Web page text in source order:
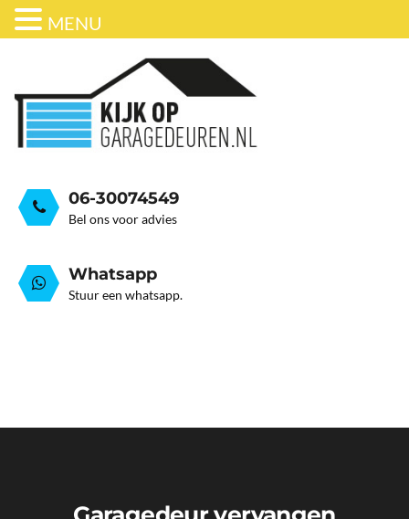
GRATIS ADVIESGESPREK
OVER ONS
GARAGEDEUREN
STALEN GARAGE KANTELDEUREN
06-30074549
Bel ons voor advies
Whatsapp
Stuur een whatsapp.
MENU